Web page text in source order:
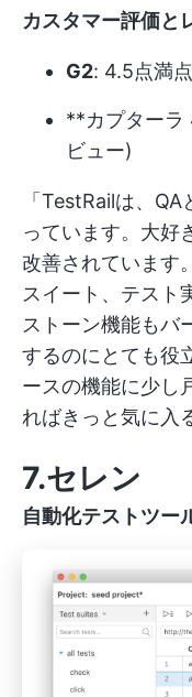
カスタマー評価と
G2: 4.5点満
**カプターラ
ビュー)
「TestRailは、
っています。大好
改善されています
スイート、テスト
ストーン機能もバ
するのにとても役
ースの機能に少し
ればきっと気に入
7.セレン
自動化テストツー